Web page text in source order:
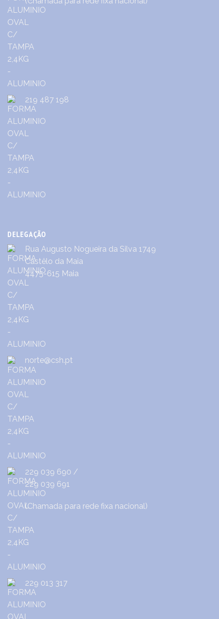
219 487 198
DELEGAÇÃO
Rua Augusto Nogueira da Silva 1749
Castêlo da Maia
4475-615 Maia
norte@csh.pt
229 039 690 /
229 039 691
(Chamada para rede fixa nacional)
229 013 317